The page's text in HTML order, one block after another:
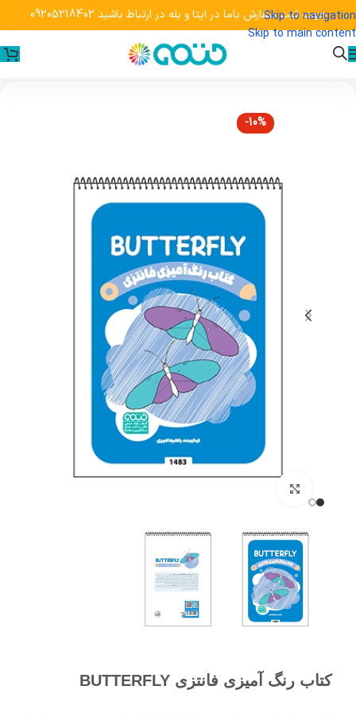
Skip to navigation
Skip to main content
جهت ثبت سفارش باما در ایتا و بله در ارتباط باشید 09205218402
-10%
کتاب رنگ آمیزی فانتزی BUTTERFLY